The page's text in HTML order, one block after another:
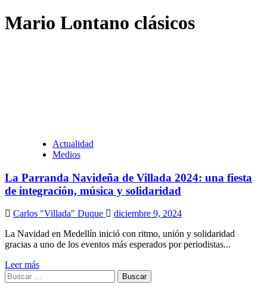
Mario Lontano clásicos
Actualidad
Medios
La Parranda Navideña de Villada 2024: una fiesta
de integración, música y solidaridad
Carlos "Villada" Duque
diciembre 9, 2024
La Navidad en Medellín inició con ritmo, unión y solidaridad
gracias a uno de los eventos más esperados por periodistas...
Leer más
Buscar: